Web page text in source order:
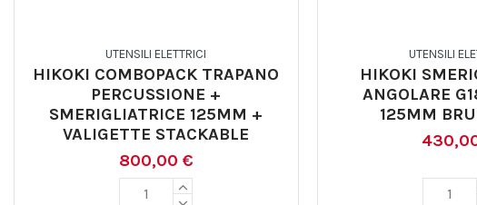
UTENSILI ELETTRICI
HIKOKI COMBOPACK TRAPANO
PERCUSSIONE +
SMERIGLIATRICE 125MM +
VALIGETTE STACKABLE
800,00 €
UTENSILI
HIKOKI
ANGOLARE
125MM